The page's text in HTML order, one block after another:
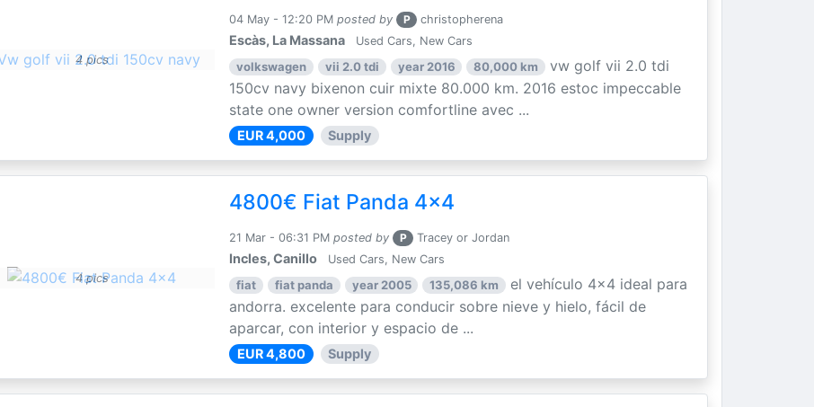
4 pics
04 May - 12:20 PM posted by P christopherena
Escàs, La Massana Used Cars, New Cars
volkswagen vii 2.0 tdi year 2016 80,000 km
vw golf vii 2.0 tdi
150cv navy bixenon cuir mixte 80.000 km. 2016 estoc impeccable
state one owner version comfortline avec ...
EUR 4,000 Supply
4 pics
4800€ Fiat Panda 4x4
21 Mar - 06:31 PM posted by P Tracey or Jordan
Incles, Canillo Used Cars, New Cars
fiat fiat panda year 2005 135,086 km
el vehículo 4x4 ideal para
andorra. excelente para conducir sobre nieve y hielo, fácil de
aparcar, con interior y espacio de ...
EUR 4,800 Supply